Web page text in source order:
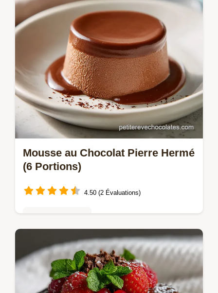
inclus. Prête en 80 min.
Mousse au Chocolat Pierre Hermé
(6 Portions)
4.50 (2 Évaluations)
Maîtrisez la Mousse au chocolat de Pierre
Hermé avec cette recette précise.
Découvrez le secret de l'émulsion parfaite
pour une mousse au chocolat onctueuse.